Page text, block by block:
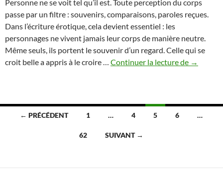
Personne ne se voit tel qu’il est. Toute perception du corps
passe par un filtre : souvenirs, comparaisons, paroles reçues.
Dans l’écriture érotique, cela devient essentiel : les
personnages ne vivent jamais leur corps de manière neutre.
Même seuls, ils portent le souvenir d’un regard. Celle qui se
croit belle a appris à le croire … Continuer la lecture de Image
regard
les
→
Navigation
← PRÉCÉDENT 1 … 4 5 6 …
62 SUIVANT →